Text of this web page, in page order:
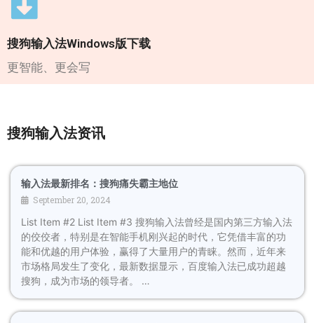
搜狗输入法Windows版下载
更智能、更会写
搜狗输入法资讯
输入法最新排名：搜狗痛失霸主地位
September 20, 2024
List Item #2 List Item #3 搜狗输入法曾经是国内第三方输入法
的佼佼者，特别是在智能手机刚兴起的时代，它凭借丰富的功
能和优越的用户体验，赢得了大量用户的青睐。然而，近年来
市场格局发生了变化，最新数据显示，百度输入法已成功超越
搜狗，成为市场的领导者。 …